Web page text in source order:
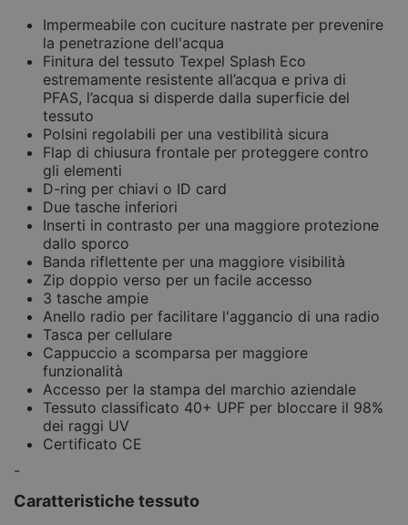
Impermeabile con cuciture nastrate per prevenire
la penetrazione dell'acqua
Finitura del tessuto Texpel Splash Eco
estremamente resistente all’acqua e priva di
PFAS, l’acqua si disperde dalla superficie del
tessuto
Polsini regolabili per una vestibilità sicura
Flap di chiusura frontale per proteggere contro
gli elementi
D-ring per chiavi o ID card
Due tasche inferiori
Inserti in contrasto per una maggiore protezione
dallo sporco
Banda riflettente per una maggiore visibilità
Zip doppio verso per un facile accesso
3 tasche ampie
Anello radio per facilitare l'aggancio di una radio
Tasca per cellulare
Cappuccio a scomparsa per maggiore
funzionalità
Accesso per la stampa del marchio aziendale
Tessuto classificato 40+ UPF per bloccare il 98%
dei raggi UV
Certificato CE
-
Caratteristiche tessuto